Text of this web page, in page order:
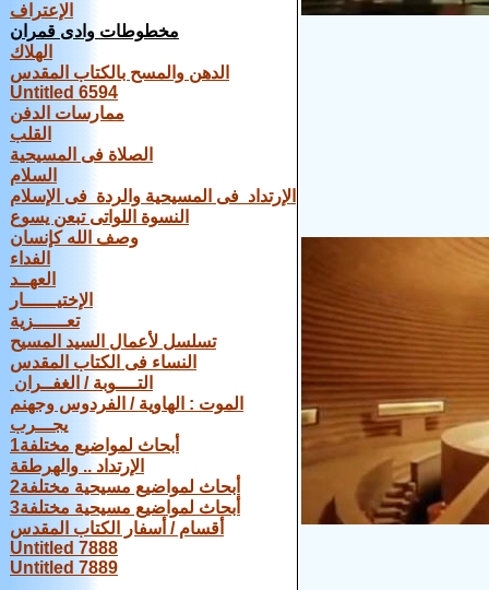
الإعتراف
مخطوطات وادى قمران
الهلاك
الدهن والمسح بالكتاب المقدس
Untitled 6594
ممارسات الدفن
القلب
الصلاة فى المسيحية
السلام
الإرتداد فى المسيحية والردة فى الإسلام
النسوة اللواتى تبعن يسوع
وصف الله كإنسان
الفداء
العهــد
الإختيــــــار
تعــــــزية
تسلسل لأعمال السيد المسيح
النساء فى الكتاب المقدس
التــــوبة / الغفــران
الموت : الهاوية / الفردوس وجهنم
يجـــرب
أبحاث لمواضيع مختلفة1
الإرتداد .. والهرطقة
أبحاث لمواضيع مسيحية مختلفة2
أبحاث لمواضيع مسيحية مختلفة3
أقسام / أسفار الكتاب المقدس
Untitled 7888
Untitled 7889